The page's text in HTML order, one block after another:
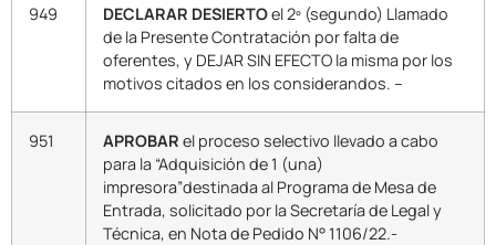
949 DECLARAR DESIERTOel 2º (segundo) Llamado
de la Presente Contratación por falta de
oferentes, y DEJAR SIN EFECTO la misma por los
motivos citados en los considerandos. –
951 APROBAR el proceso selectivo llevado a cabo
para la “Adquisición de 1 (una)
impresora”destinada al Programa de Mesa de
Entrada, solicitado por la Secretaría de Legal y
Técnica, en Nota de Pedido N° 1106/22.-